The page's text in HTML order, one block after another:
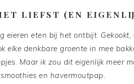
LIEFST (EN
eieren eten bij het ontbijt. Gekookt,
elke denkbare groente in mee
Maar ik zou dit eigenlijk meer
en havermoutpap.